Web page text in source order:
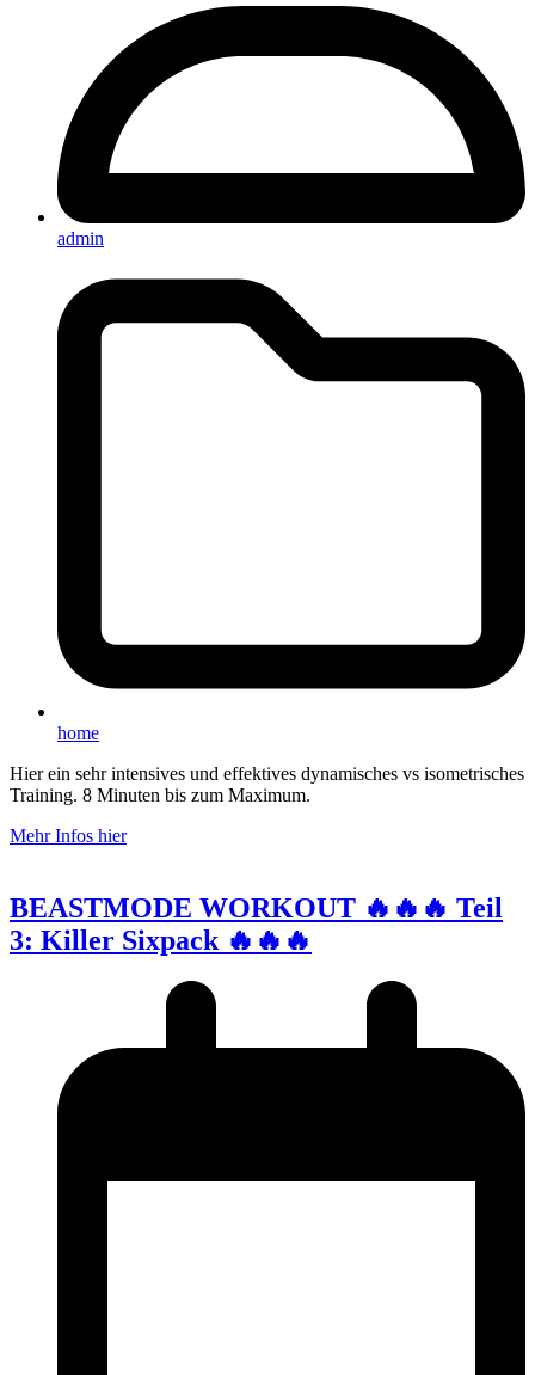
admin
home
Hier ein sehr intensives und effektives dynamisches vs isometrisches
Training. 8 Minuten bis zum Maximum.
Mehr Infos hier
BEASTMODE WORKOUT 🔥🔥🔥 Teil
3: Killer Sixpack 🔥🔥🔥